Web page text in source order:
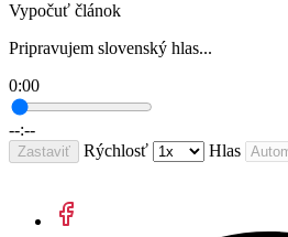
Vypočuť článok
Pripravujem slovenský hlas...
0:00
--:--
Zastaviť Rýchlosť Hlas